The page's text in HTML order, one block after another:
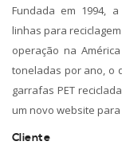
Fundada em 1994,
linhas para
operação na
toneladas por ano, o
garrafas PET
um novo website
Cliente